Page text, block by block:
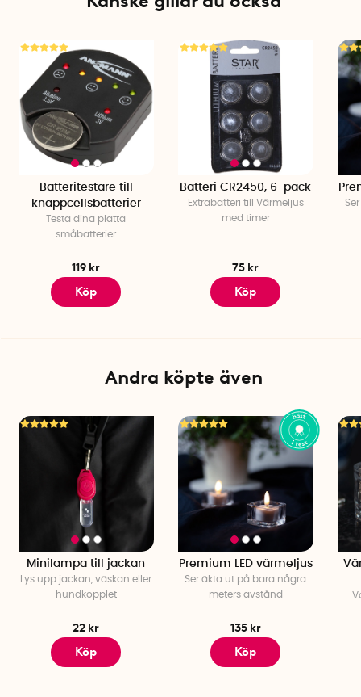
Batteritestare till
knappcellsbatterier
Testa dina platta
småbatterier
119 kr
Köp
Batteri CR2450, 6-pack
Extrabatteri till Värmeljus
med timer
75 kr
Köp
Andra köpte även
Minilampa till jackan
Lys upp jackan, väskan eller
hundkopplet
22 kr
Köp
Premium LED värmeljus
Ser äkta ut på bara några
meters avstånd
135 kr
Köp